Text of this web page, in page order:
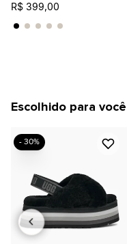
R$ 399,00
Escolhido para você
- 30%